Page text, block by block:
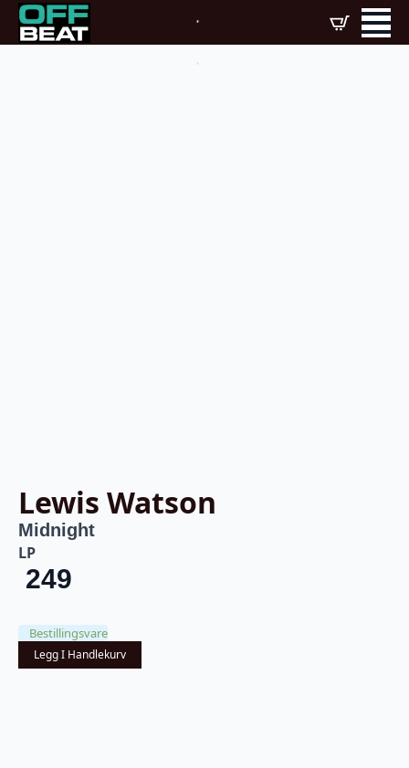
Lewis Watson
Midnight
LP
249
Bestillingsvare
Legg I Handlekurv